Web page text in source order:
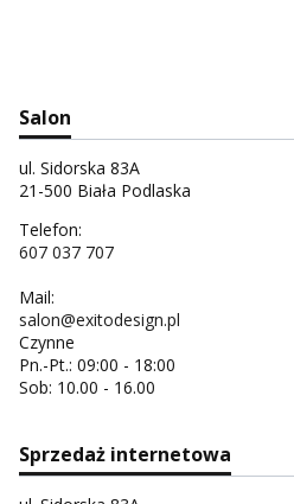
Salon
ul. Sidorska 83A
21-500 Biała Podlaska
Telefon:
607 037 707
Mail:
salon@exitodesign.pl
Czynne
Pn.-Pt.: 09:00 - 18:00
Sob: 10.00 - 16.00
Sprzedaż internetowa